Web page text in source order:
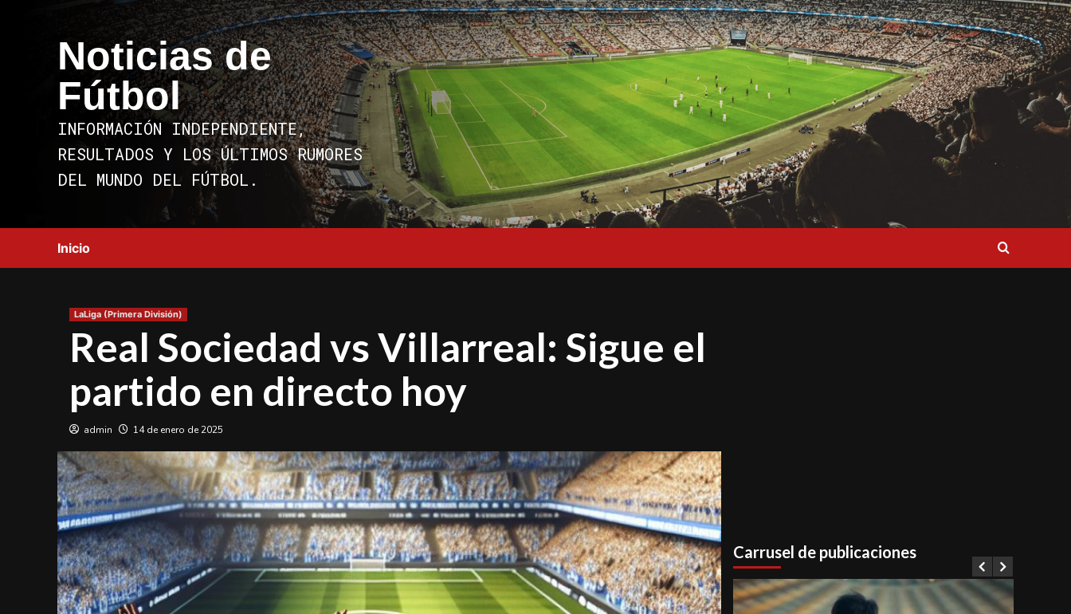
Noticias de
Fútbol
INFORMACIÓN INDEPENDIENTE,
RESULTADOS Y LOS ÚLTIMOS RUMORES
DEL MUNDO DEL FÚTBOL.
Inicio
LaLiga (Primera División)
Real Sociedad vs Villarreal: Sigue el
partido en directo hoy
admin 14 de enero de 2025
Carrusel de publicaciones